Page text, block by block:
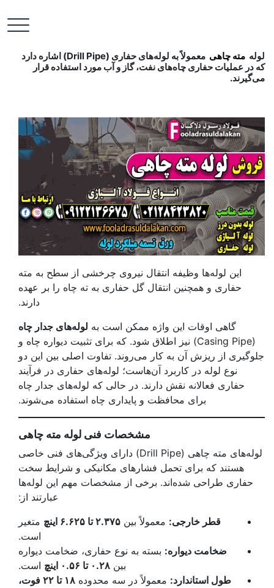
فولاد آلیاژی-میلگرد آلیاژی-تسمه آلیاژی-ورق آلیاژی-لوله آلیاژی-
نبشی فولادی-ناودانی فولادی-قیمت ورق-قیمت فولاد
لوله مته چاهی
معمولاً به لوله‌های حفاری (Drill Pipe) اشاره دارد
که در عملیات حفاری چاه‌های نفت، گاز و آب مورد استفاده قرار
می‌گیرند.
این لوله‌ها وظیفه انتقال نیروی چرخشی از سطح به مته
حفاری و همچنین انتقال گل حفاری به ته چاه را بر عهده
دارند.
گاهی اوقات این واژه ممکن است به لوله‌های جدار چاه
(Casing Pipe) نیز اطلاق شود. که برای تثبیت دیواره چاه و
جلوگیری از ریزش آن به کار می‌روند. تفاوت اصلی بین این دو
نوع لوله در کاربرد آن‌هاست؛ لوله‌های حفاری در فرآیند
حفاری فعالانه نقش دارند. در حالی که لوله‌های جدار چاه
برای محافظت و پایداری چاه استفاده می‌شوند.
مشخصات فنی لوله مته چاهی
لوله‌های مته چاهی (Drill Pipe) دارای ویژگی‌های فنی خاصی
هستند که برای تحمل فشارهای مکانیکی و شرایط سخت
حفاری طراحی شده‌اند. برخی از مشخصات مهم این لوله‌ها
عبارتند از:
قطر خارجی: معمولاً بین ۲.۳۷۵ تا ۶.۶۲۵ اینچ
متغیر
است.
ضخامت دیواره: بسته به نوع حفاری، ضخامت دیواره
بین ۰.۲۸ تا ۰.۵۶ اینچ
است.
طول استاندارد: معمولاً در سه محدوده ۱۸
تا ۲۲ فوت،